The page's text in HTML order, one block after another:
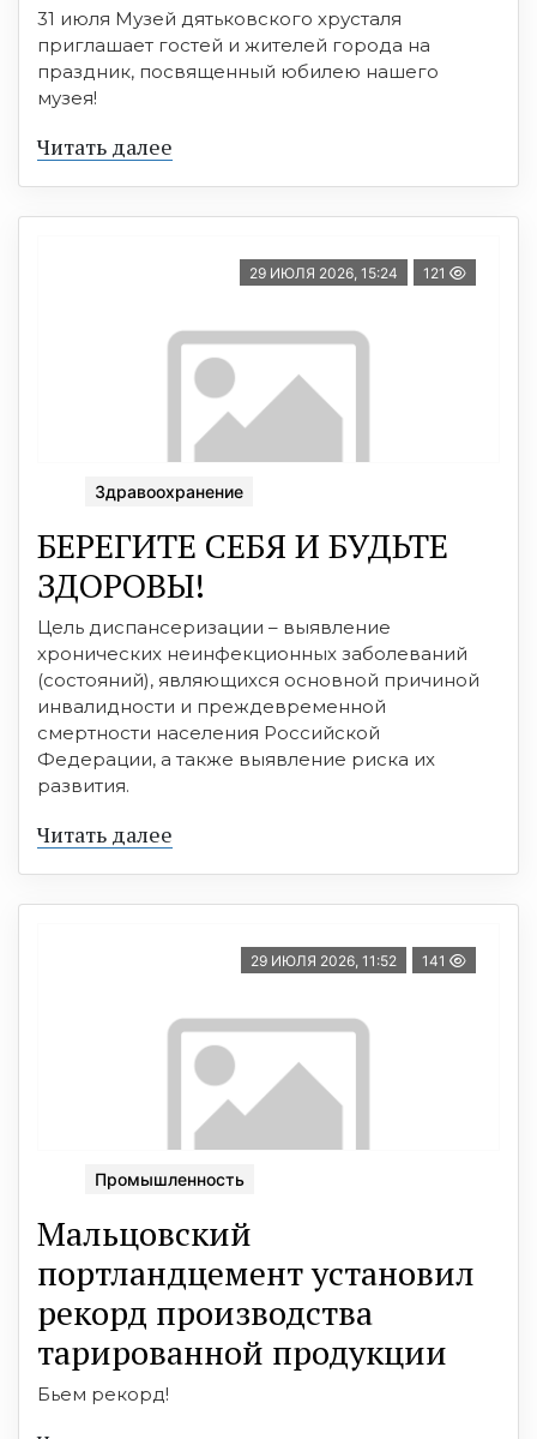
31 июля Музей дятьковского хрусталя
приглашает гостей и жителей города на
праздник, посвященный юбилею нашего
музея!
Читать далее
29 ИЮЛЯ 2026, 15:24 121
Здравоохранение
БЕРЕГИТЕ СЕБЯ И БУДЬТЕ
ЗДОРОВЫ!
Цель диспансеризации – выявление
хронических неинфекционных заболеваний
(состояний), являющихся основной причиной
инвалидности и преждевременной
смертности населения Российской
Федерации, а также выявление риска их
развития.
Читать далее
29 ИЮЛЯ 2026, 11:52 141
Промышленность
Мальцовский
портландцемент установил
рекорд производства
тарированной продукции
Бьем рекорд!